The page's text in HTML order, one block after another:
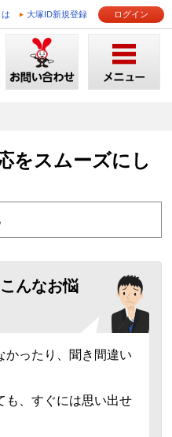
大塚ID新規登録 ログイン
をスムーズにし
んなお悩
かったり、聞き間違い
も、すぐには思い出せ